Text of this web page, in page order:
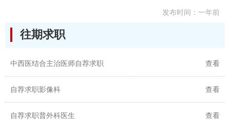
发布时间：一年前
往期求职
查看
中西医结合主治医师自荐求职
查看
自荐求职影像科
查看
自荐求职普外科医生